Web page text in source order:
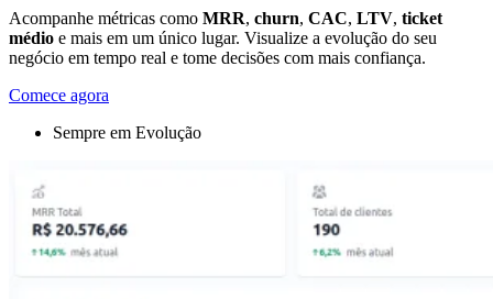
Acompanhe métricas como MRR, churn, CAC, LTV, ticket
médio e mais em um único lugar. Visualize a evolução do seu
negócio em tempo real e tome decisões com mais confiança.
Comece agora
Sempre em Evolução